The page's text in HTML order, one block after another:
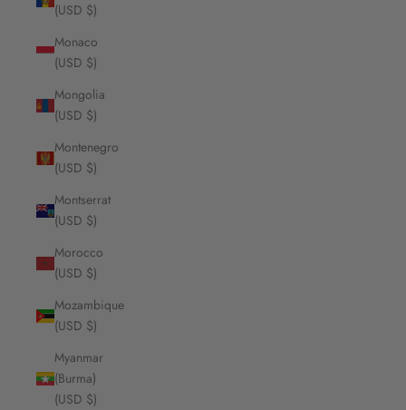
(USD $)
Monaco
(USD $)
Mongolia
(USD $)
Montenegro
(USD $)
Montserrat
(USD $)
Morocco
(USD $)
Mozambique
(USD $)
Myanmar
(Burma)
(USD $)